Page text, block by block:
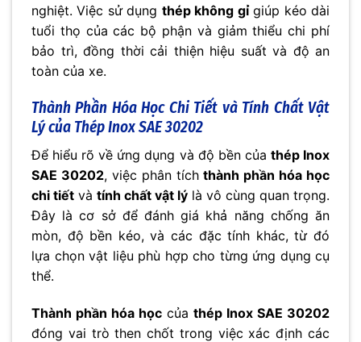
nghiệt. Việc sử dụng thép không gỉgiúp kéo dài
tuổi thọ của các bộ phận và giảm thiểu chi phí
bảo trì, đồng thời cải thiện hiệu suất và độ an
toàn của xe.
Thành Phần Hóa Học Chi Tiết và Tính Chất Vật
Lý của Thép Inox SAE 30202
Để hiểu rõ về ứng dụng và độ bền của thép Inox
SAE 30202, việc phân tíchthành phần hóa học
chi tiết và tính chất vật lý là vô cùng quan trọng.
Đây là cơ sở để đánh giá khả năng chống ăn
mòn, độ bền kéo, và các đặc tính khác, từ đó
lựa chọn vật liệu phù hợp cho từng ứng dụng cụ
thể.
Thành phần hóa học của thép Inox SAE 30202
đóng vai trò then chốt trong việc xác định các